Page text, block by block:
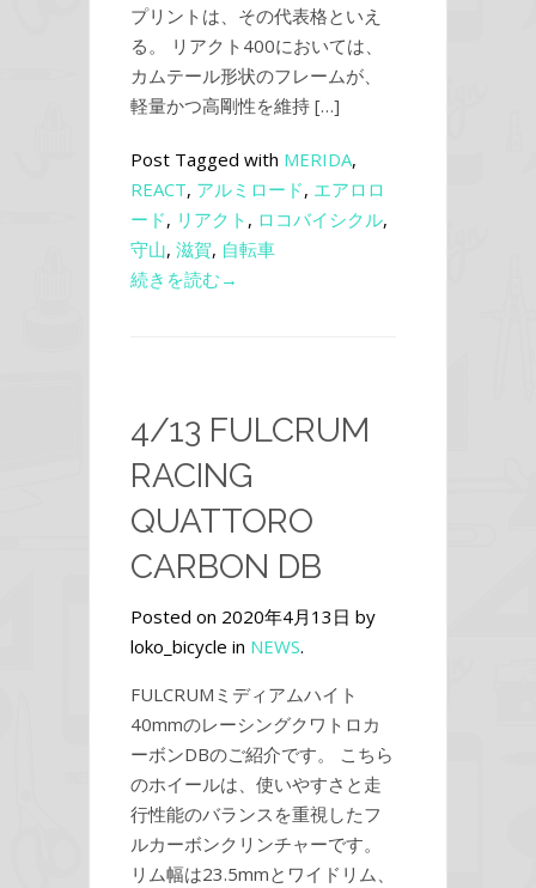
プリントは、その代表格といえ
る。 リアクト400においては、
カムテール形状のフレームが、
軽量かつ高剛性を維持 […]
Post Tagged with MERIDA,
REACT, アルミロード, エアロロ
ード, リアクト , ロコバイシクル,
守山, 滋賀, 自転車
続きを読む→
4/13 FULCRUM
RACING
QUATTORO
CARBON DB
Posted on 2020年4月13日 by
loko_bicycle in NEWS.
FULCRUMミディアムハイト
40mmのレーシングクワトロカ
ーボンDBのご紹介です。 こちら
のホイールは、使いやすさと走
行性能のバランスを重視したフ
ルカーボンクリンチャーです。
リム幅は23.5mmとワイドリム、